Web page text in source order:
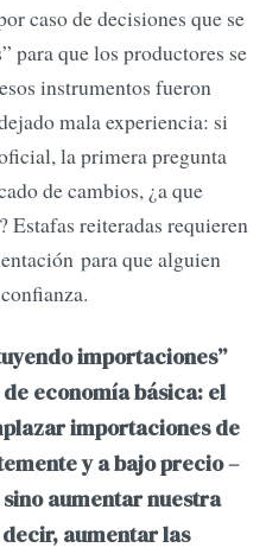
caso de decisiones que se
para que los productores se
instrumentos fueron
mala experiencia: si
la primera pregunta
de cambios, ¿a que
Estafas reiteradas requieren
para que alguien
importaciones”
economía básica: el
importaciones de
y a bajo precio –
aumentar nuestra
aumentar las